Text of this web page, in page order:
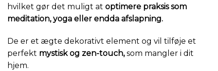
hvilket gør det muligt at optimere praksis som
meditation, yoga eller endda afslapning.
De er et ægte dekorativt element og vil tilføje et
perfekt mystisk og zen-touch,som mangler i dit
hjem.